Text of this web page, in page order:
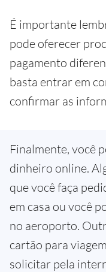
É importante
pode oferecer
pagamento
basta entrar em
confirmar as
Finalmente, você
dinheiro online.
que você faça
em casa ou você
no aeroporto.
cartão para
solicitar pela